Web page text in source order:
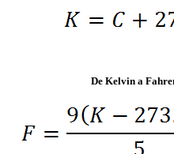
De Kelvin a